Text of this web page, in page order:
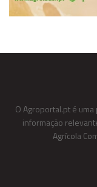
O Agroportal.pt é
informação
Agrícola